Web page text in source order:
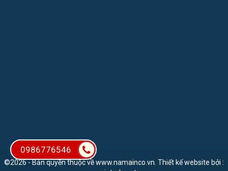
©2026 - Bản quyền thuộc về www.namainco.vn. Thiết kế website bởi :
0986776546